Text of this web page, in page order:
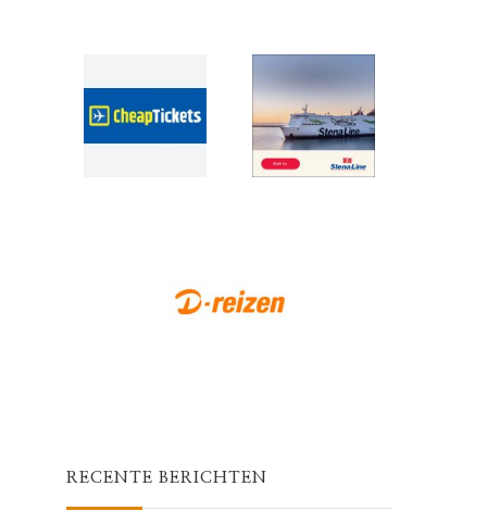
RECENTE BERICHTEN